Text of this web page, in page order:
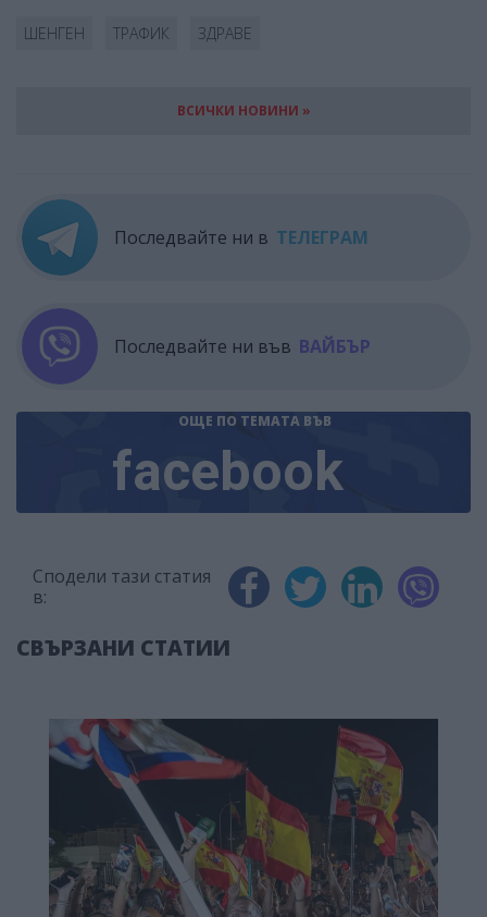
ШЕНГЕН ТРАФИК ЗДРАВЕ
ВСИЧКИ НОВИНИ »
Последвайте ни в ТЕЛЕГРАМ
Последвайте ни във ВАЙБЪР
ОЩЕ ПО ТЕМАТА ВЪВ
facebook
Сподели тази статия
в:
СВЪРЗАНИ СТАТИИ